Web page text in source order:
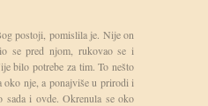
postoji, pomislila je. Nije on
se pred njom, rukovao se i
bilo potrebe za tim. To nešto
oko nje, a ponajviše u prirodi i
sada i ovde. Okrenula se oko